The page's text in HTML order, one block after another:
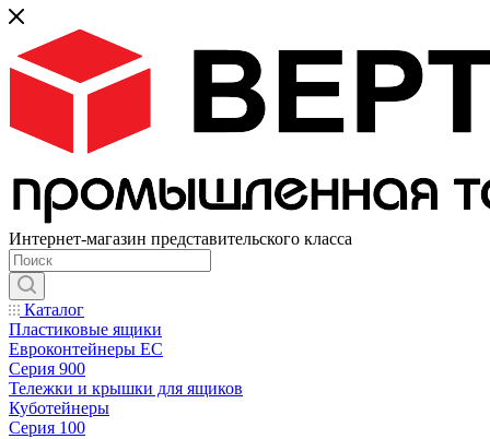
Интернет-магазин представительского класса
Каталог
Пластиковые ящики
Евроконтейнеры ЕС
Серия 900
Тележки и крышки для ящиков
Куботейнеры
Серия 100